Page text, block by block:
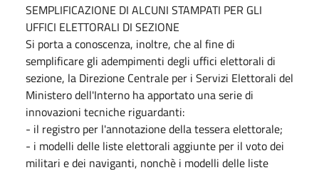
SEMPLIFICAZIONE DI ALCUNI STAMPATI PER GLI
UFFICI ELETTORALI DI SEZIONE
Si porta a conoscenza, inoltre, che al fine di
semplificare gli adempimenti degli uffici elettorali di
sezione, la Direzione Centrale per i Servizi Elettorali del
Ministero dell'Interno ha apportato una serie di
innovazioni tecniche riguardanti:
- il registro per l'annotazione della tessera elettorale;
- i modelli delle liste elettorali aggiunte per il voto dei
militari e dei naviganti, nonchè i modelli delle liste